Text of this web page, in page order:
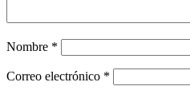
Nombre *
Correo electrónico *